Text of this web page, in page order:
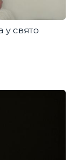
у свято